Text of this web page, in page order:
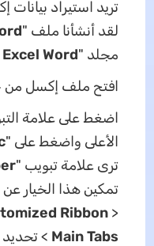
تريد استيراد
لقد أنشأنا ملف "
مجلد "Word
افتح ملف إكسل من
اضغط على علامة
الأعلى واضغط على "
ترى علامة تبويب "
تمكين هذا الخيار
Ribbon >
Main Tabs
>